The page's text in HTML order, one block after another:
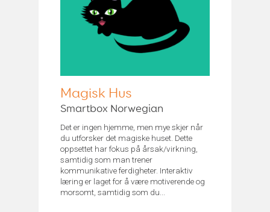
Magisk Hus
Smartbox Norwegian
Det er ingen hjemme, men mye skjer når
du utforsker det magiske huset. Dette
oppsettet har fokus på årsak/virkning,
samtidig som man trener
kommunikative ferdigheter. Interaktiv
læring er laget for å være motiverende og
morsomt, samtidig som du...